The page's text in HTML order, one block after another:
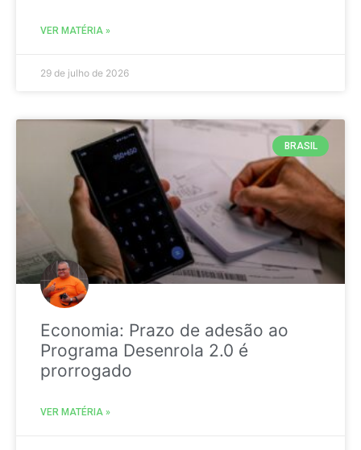
VER MATÉRIA »
29 de julho de 2026
BRASIL
Economia: Prazo de adesão ao
Programa Desenrola 2.0 é
prorrogado
VER MATÉRIA »